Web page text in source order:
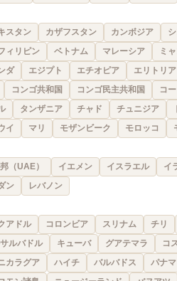
スタン カザフスタン カンボジア
ィリピン
ベトナム マレーシア ミ
ダ
エジプト エチオピア エリトリア
コンゴ共和国
コンゴ民主共和国 コ
タンザニア チャド チュニジア
イ
マリ モザンビーク モロッコ
（UAE） イエメン イスラエル イ
ン
レバノン
アドル コロンビア スリナム チリ
ルバドル
キューバ グアテマラ コ
カラグア
ハイチ バルバドス パナマ